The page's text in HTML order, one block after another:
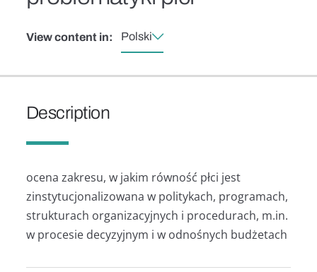
View content in: Polski
Description
ocena zakresu, w jakim równość płci jest
zinstytucjonalizowana w politykach, programach,
strukturach organizacyjnych i procedurach, m.in.
w procesie decyzyjnym i w odnośnych budżetach